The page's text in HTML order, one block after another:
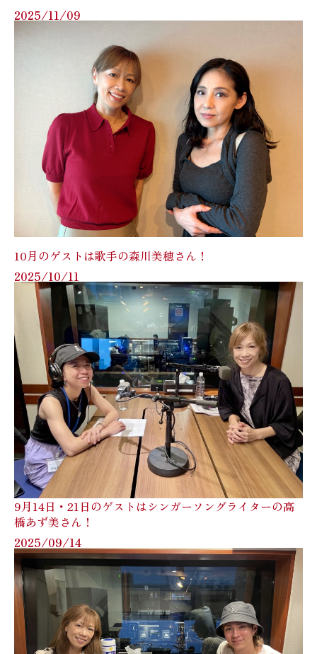
2025/11/09
10月のゲストは歌手の森川美穂さん！
2025/10/11
9月14日・21日のゲストはシンガーソングライターの高
橋あず美さん！
2025/09/14